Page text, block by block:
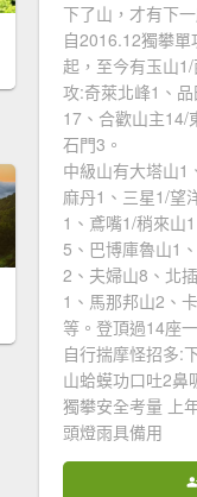
下了山，才有下
自2016.12獨攀
起，至今有玉山
攻:奇萊北峰1、
17、合歡山主14/
石門3。
中級山有大塔山1
麻丹1、三星1/望
1、鳶嘴1/稍來山
5、巴博庫魯山1
2、夫婦山8、北
1、馬那邦山2、
等。登頂過14座
自行揣摩怪招多:
山蛤蟆功口吐2鼻
獨攀安全考量 上
頭燈雨具備用